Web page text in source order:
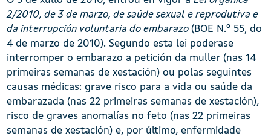
2/2010, de 3 de marzo, de saúde sexual e reprodutiva e
da interrupción voluntaria do embarazo (BOE N.º 55, do
4 de marzo de 2010). Segundo esta lei poderase
interromper o embarazo a petición da muller (nas 14
primeiras semanas de xestación) ou polas seguintes
causas médicas: grave risco para a vida ou saúde da
embarazada (nas 22 primeiras semanas de xestación),
risco de graves anomalías no feto (nas 22 primeiras
semanas de xestación) e, por último, enfermidade